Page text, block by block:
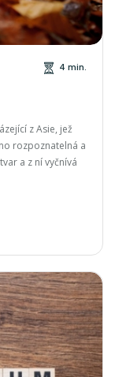
4 min.
z Asie, jež
rozpoznatelná a
a z ní vyčnívá